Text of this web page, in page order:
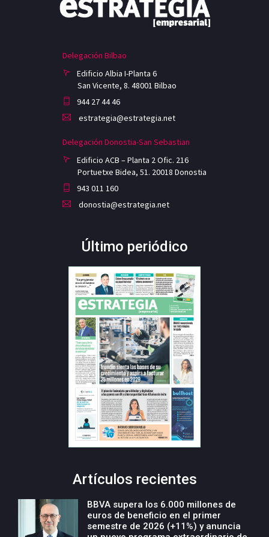
Delegación Bilbao
Edificio Albia I-Planta 6
San Vicente, 8. 48001 Bilbao
944 27 44 46
estrategia@estrategia.net
Delegación Donostia-San Sebastian
Edificio ACB – Planta 2 Ofic. 216
Portuetxe Bidea, 51. 20018 Donostia
943 011 160
donostia@estrategia.net
Último periódico
Artículos recientes
BBVA supera los 6.000 millones de
euros de beneficio en el primer
semestre de 2026 (+11%) y anuncia